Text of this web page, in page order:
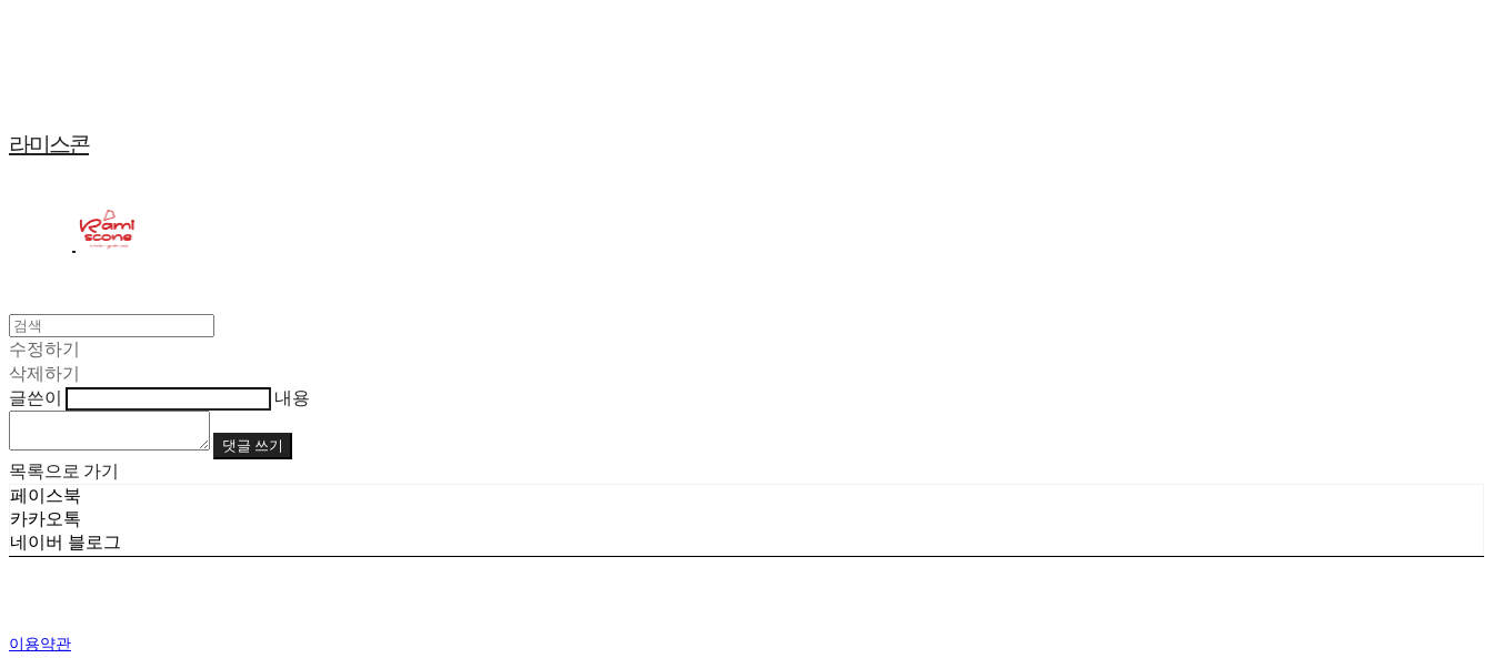
라미스콘
수정하기
삭제하기
글쓴이
내용
댓글 쓰기
목록으로 가기
페이스북
카카오톡
네이버 블로그
이용약관